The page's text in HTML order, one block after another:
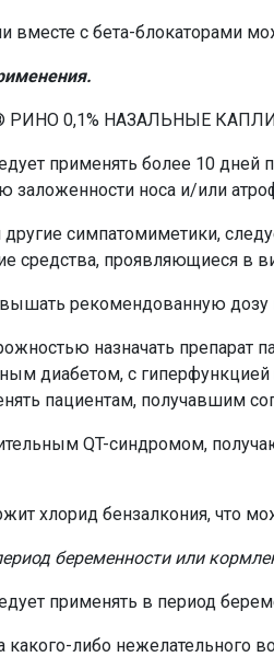
вместе с бета-блокаторами
0,1% НАЗАЛЬНЫЕ КАПЛИ
применять более 10
заложенности носа и/или
другие симпатомиметики,
средства, проявляющиеся в
рекомендованную дозу
назначать препарат
диабетом, с
пациентам, получавшим
QT-синдромом,
хлорид бензалкония, что
беременности или
применять в период
какого-либо нежелательного